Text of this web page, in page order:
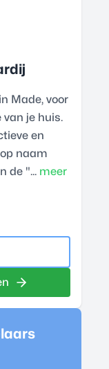
Made, voor
van je huis.
en
naam
de "... meer
s